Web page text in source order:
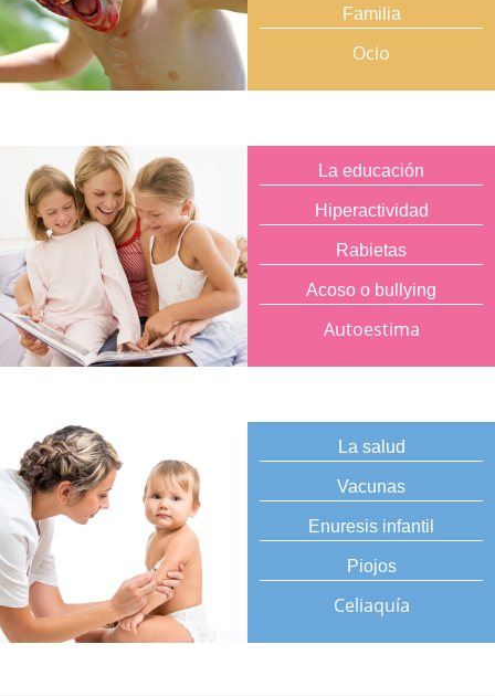
Familia
Ocio
La educación
Hiperactividad
Rabietas
Acoso o bullying
Autoestima
La salud
Vacunas
Enuresis infantil
Piojos
Celiaquía